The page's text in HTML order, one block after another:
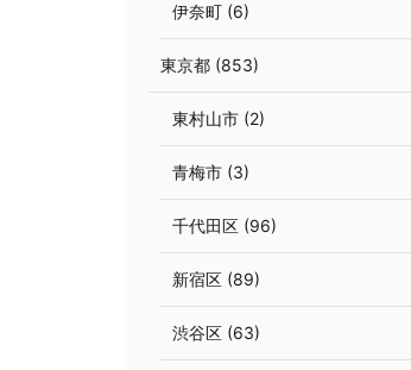
伊奈町 (6)
東京都 (853)
東村山市 (2)
青梅市 (3)
千代田区 (96)
新宿区 (89)
渋谷区 (63)